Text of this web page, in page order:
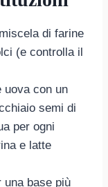
di farine
(e controlla il
uova con un
semi di
per ogni
e latte
una base più